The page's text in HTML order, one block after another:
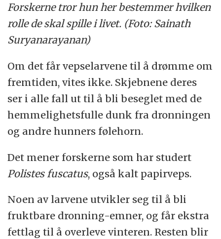
Forskerne tror hun her bestemmer hvilken
rolle de skal spille i livet. (Foto: Sainath
Suryanarayanan)
Om det får vepselarvene til å drømme om
fremtiden, vites ikke. Skjebnene deres
ser i alle fall ut til å bli beseglet med de
hemmelighetsfulle dunk fra dronningen
og andre hunners følehorn.
Det mener forskerne som har studert
Polistes fuscatus, også kalt papirveps.
Noen av larvene utvikler seg til å bli
fruktbare dronning-emner, og får ekstra
fettlag til å overleve vinteren. Resten blir